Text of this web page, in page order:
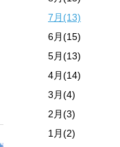
7月(13)
6月(15)
5月(13)
4月(14)
3月(4)
2月(3)
1月(2)